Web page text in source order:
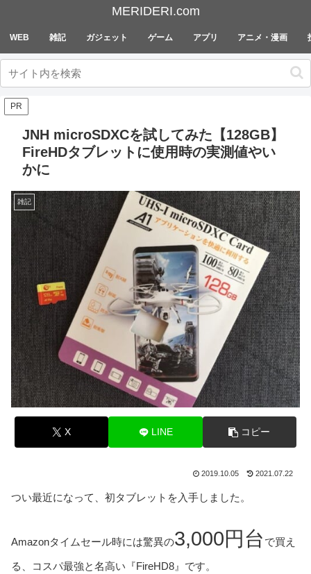
MERIDERI.com
WEB 雑記 ガジェット ゲーム アプリ アニメ・漫画
PR
JNH microSDXCを試してみた【128GB】
FireHDタブレットに使用時の実測値やい
かに
雑記
X LINE コピー
2019.10.05 2021.07.22
つい最近になって、初タブレットを入手しました。
Amazonタイムセール時には驚異の3,000円台 で買え
る、コスパ最強と名高い『FireHD8』です。